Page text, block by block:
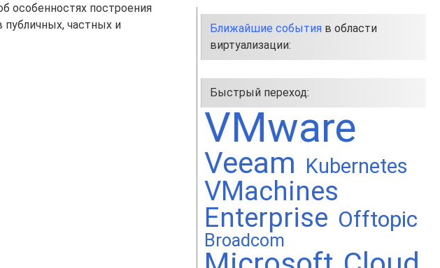
особенностях построения
частных и
Ближайшие события в области
виртуализации:
Быстрый переход:
VMware
Veeam Kubernetes
VMachines
Enterprise Offtopic
Broadcom